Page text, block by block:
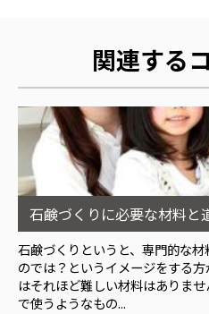
関連する
石鹸づくりに必要な材料と
石鹸づくりというと、専門的な
のでは？というイメージをする
はそれほど難しい材料はありま
で使うようなもの...